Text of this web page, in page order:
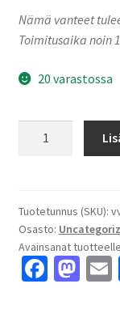
Nämä vanteet
Toimitusaika noin
20 varastossa
10.0x23"
5x130
ET28
keskireikä:71.60
Tuotetunnus (SKU):
Osasto:
Avainsanat tuotteelle
Fa M